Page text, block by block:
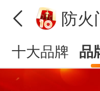
防火
十大品牌 品